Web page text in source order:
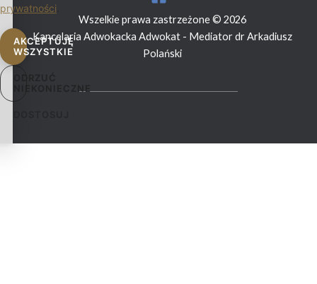
Wszelkie prawa zastrzeżone © 2026
Kancelaria Adwokacka Adwokat - Mediator dr Arkadiusz
Polański
prywatności
AKCEPTUJĘ
WSZYSTKIE